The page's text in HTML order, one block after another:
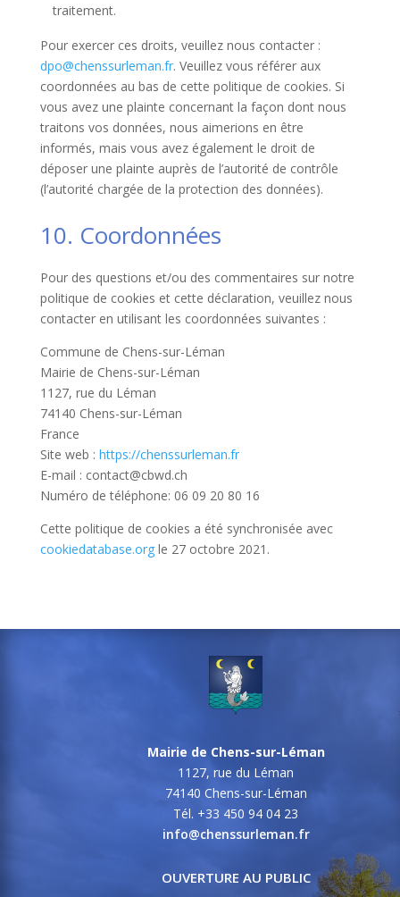
traitement.
Pour exercer ces droits, veuillez nous contacter :
dpo@chenssurleman.fr. Veuillez vous référer aux
coordonnées au bas de cette politique de cookies. Si
vous avez une plainte concernant la façon dont nous
traitons vos données, nous aimerions en être
informés, mais vous avez également le droit de
déposer une plainte auprès de l’autorité de contrôle
(l’autorité chargée de la protection des données).
10. Coordonnées
Pour des questions et/ou des commentaires sur notre
politique de cookies et cette déclaration, veuillez nous
contacter en utilisant les coordonnées suivantes :
Commune de Chens-sur-Léman
Mairie de Chens-sur-Léman
1127, rue du Léman
74140 Chens-sur-Léman
France
Site web : https://chenssurleman.fr
E-mail : contact@cbwd.ch
Numéro de téléphone: 06 09 20 80 16
Cette politique de cookies a été synchronisée avec
cookiedatabase.orgle 27 octobre 2021.
Mairie de Chens-sur-Léman
1127, rue du Léman
74140 Chens-sur-Léman
Tél. +33 450 94 04 23
info@chenssurleman.fr
OUVERTURE AU PUBLIC